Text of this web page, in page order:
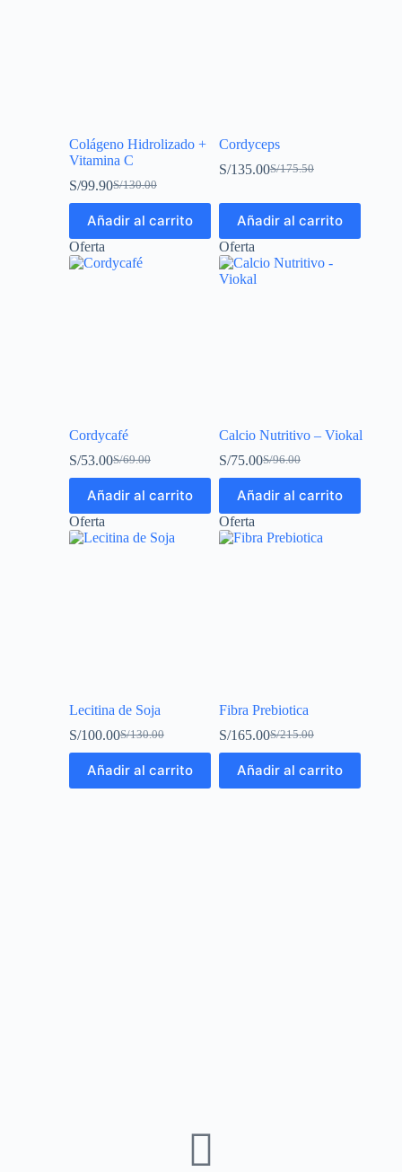
Colágeno Hidrolizado +
Vitamina C
S/130.00
S/99.90
Añadir al carrito
Cordyceps
S/175.50
S/135.00
Añadir al carrito
Oferta
Cordycafé
S/69.00
S/53.00
Añadir al carrito
Oferta
Calcio Nutritivo – Viokal
S/96.00
S/75.00
Añadir al carrito
Oferta
Lecitina de Soja
S/130.00
S/100.00
Añadir al carrito
Oferta
Fibra Prebiotica
S/215.00
S/165.00
Añadir al carrito